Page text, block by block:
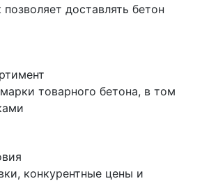
доставлять бетон
товарного бетона, в том
конкурентные цены и